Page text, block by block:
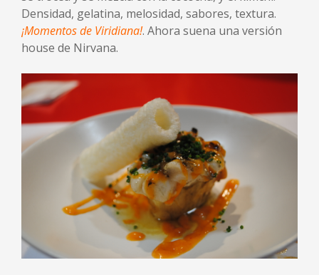
Densidad, gelatina, melosidad, sabores, textura.
¡Momentos de Viridiana!. Ahora suena una versión
house de Nirvana.